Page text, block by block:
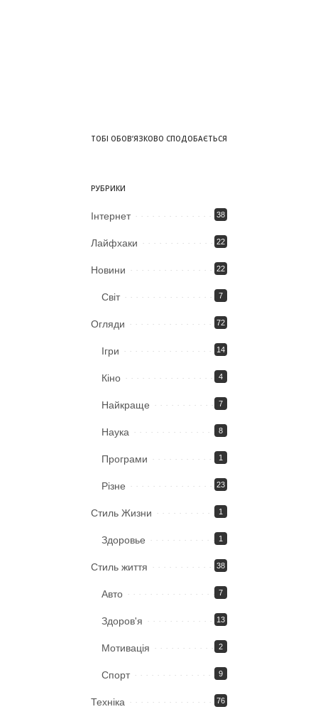
ТОБІ ОБОВ’ЯЗКОВО СПОДОБАЄТЬСЯ
РУБРИКИ
Iнтернет 38
Лайфхаки 22
Новини 22
Світ 7
Огляди 72
Ігри 14
Кіно 4
Найкраще 7
Наука 8
Програми 1
Різне 23
Стиль Жизни 1
Здоровье 1
Стиль життя 38
Авто 7
Здоров'я 13
Мотивація 2
Спорт 9
Техніка 76